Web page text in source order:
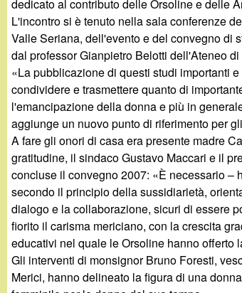
g
a
n
d
i
n
o
.
dedicato al contributo delle Orsoline e delle
L'incontro si è tenuto nella sala conferenze
Valle Seriana, dell'evento e del convegno di
dal professor Gianpietro Belotti dell'Ateneo
«La pubblicazione di questi studi importanti
condividere e trasmettere quanto di
l'emancipazione della donna e più in
aggiunge un nuovo punto di riferimento per
A fare gli onori di casa era presente madre
gratitudine, il sindaco Gustavo Maccari e il
concluse il convegno 2007: «È necessario –
secondo il principio della sussidiarietà,
dialogo e la collaborazione, sicuri di essere
fiorito il carisma mericiano, con la crescita
educativi nel quale le Orsoline hanno offerto
Gli interventi di monsignor Bruno Foresti,
Merici, hanno delineato la figura di una